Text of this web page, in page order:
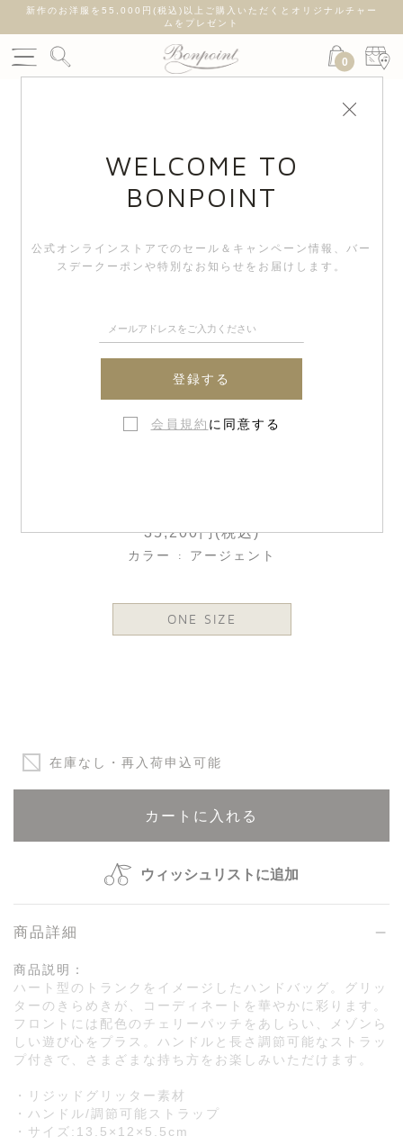
新作のお洋服を55,000円(税込)以上ご購入いただくとオリジナルチャー
ムをプレゼント
0
35,200円(税込)
カラー : アージェント
ONE SIZE
在庫なし・再入荷申込可能
カートに入れる
ウィッシュリストに追加
商品詳細
商品説明：
ハート型のトランクをイメージしたハンドバッグ。グリッ
ターのきらめきが、コーディネートを華やかに彩ります。
フロントには配色のチェリーパッチをあしらい、メゾンら
しい遊び心をプラス。ハンドルと長さ調節可能なストラッ
プ付きで、さまざまな持ち方をお楽しみいただけます。
・リジッドグリッター素材
・ハンドル/調節可能ストラップ
・サイズ:13.5×12×5.5cm
WELCOME TO
BONPOINT
公式オンラインストアでのセール＆キャンペーン情報、 バー
スデークーポンや特別なお知らせをお届けします。
登録する
会員規約 に同意する